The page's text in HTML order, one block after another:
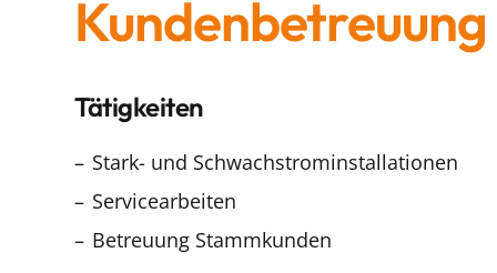
Kundenbetreuung
Tätigkeiten
Stark- und Schwachstrominstallationen
Servicearbeiten
Betreuung Stammkunden